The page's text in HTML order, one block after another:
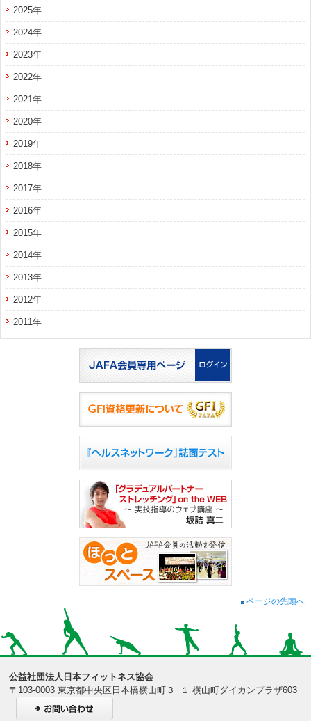
2025年
2024年
2023年
2022年
2021年
2020年
2019年
2018年
2017年
2016年
2015年
2014年
2013年
2012年
2011年
ページの先頭へ
公益社団法人日本フィットネス協会
〒103-0003 東京都中央区日本橋横山町３−１ 横山町ダイカンプラザ603